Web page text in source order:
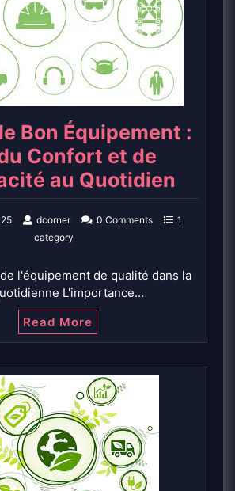
Bon Équipement :
Confort et de
au Quotidien
dcorner 0 Comments
1
category
l'équipement de qualité dans la
L'importance…
Read More